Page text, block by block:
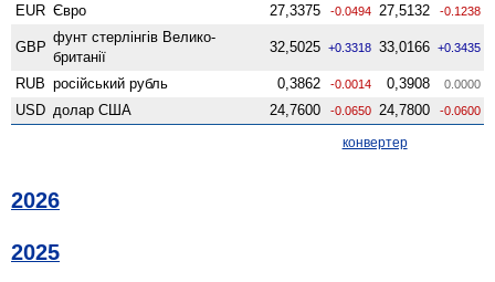
EUR Євро 27,3375 -0.0494 27,5132 -0.1238
GBP
фунт стерлінгів Велико­
британії
32,5025 +0.3318 33,0166 +0.3435
RUB російський рубль 0,3862 -0.0014 0,3908 0.0000
USD долар США 24,7600 -0.0650 24,7800 -0.0600
конвертер
2026
2025